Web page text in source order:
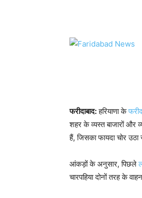
फरीदाबाद:हरियाणा के
शहर के व्यस्त बाजारों और
हैं, जिसका फायदा चोर उठा
आंकड़ों के अनुसार, पिछले
चारपहिया दोनों तरह के